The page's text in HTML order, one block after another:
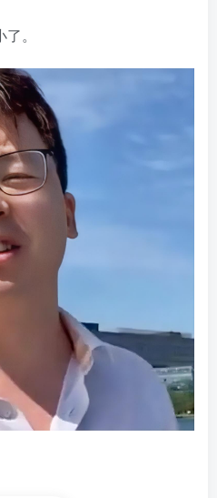
。